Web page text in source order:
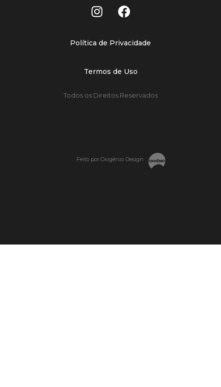
Política de Privacidade
Termos de Uso
Todos os Direitos Reservados
Feito por Oxigênio Design